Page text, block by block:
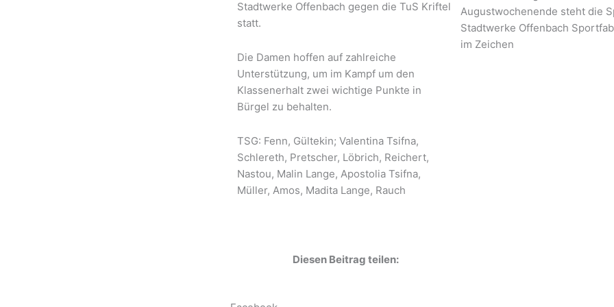
Stadtwerke Offenbach gegen die TuS Kriftel
statt.
Die Damen hoffen auf zahlreiche
Unterstützung, um im Kampf um den
Klassenerhalt zwei wichtige Punkte in
Bürgel zu behalten.
TSG: Fenn, Gültekin; Valentina Tsifna,
Schlereth, Pretscher, Löbrich, Reichert,
Nastou, Malin Lange, Apostolia Tsifna,
Müller, Amos, Madita Lange, Rauch
Diesen Beitrag teilen:
Augustwochenende steht die
Stadtwerke Offenbach
im Zeichen